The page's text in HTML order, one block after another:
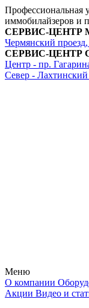
Профессиональная
иммобилайзеров и
СЕРВИС-ЦЕНТР
Чермянский
СЕРВИС-ЦЕНТР
Центр - пр.
Север - Лахтинский
Меню
О компании
Акции Видео и